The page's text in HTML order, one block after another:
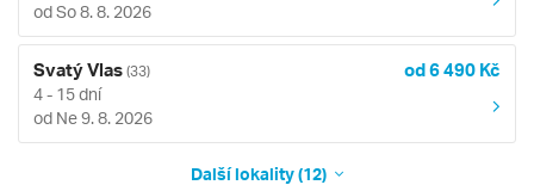
od So 8. 8. 2026
Svatý Vlas (33) od 6 490 Kč
4 - 15 dní
od Ne 9. 8. 2026
Další lokality (12)